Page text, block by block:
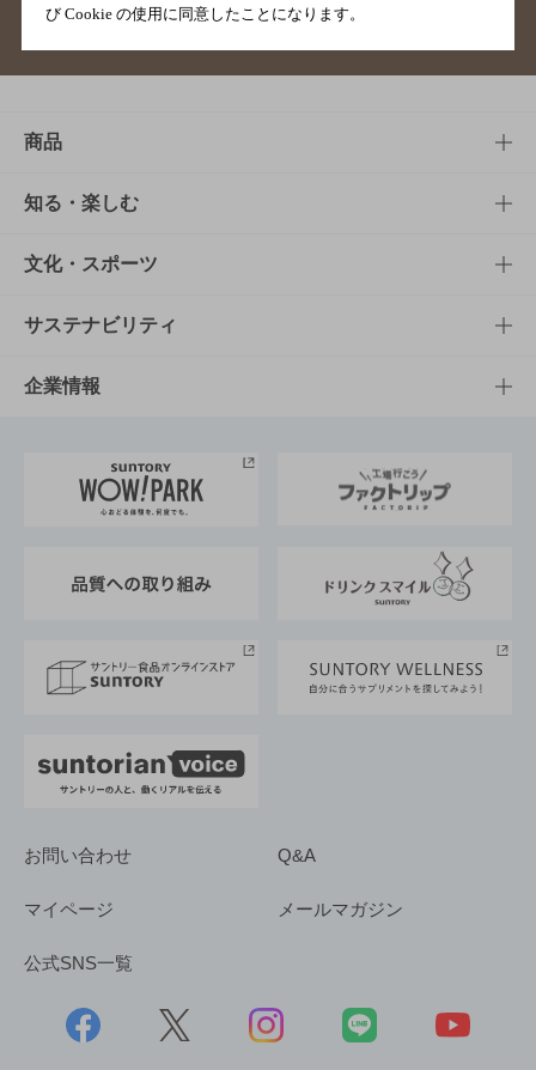
ご意見・ご感想
商品
商品TOP
商品一覧
商品発売情報
栄養成分一覧
知る・楽しむ
知る・楽しむTOP
キャンペーン
工場見学
地域情報
文化・スポーツ
文化・スポーツTOP
サントリーホール
サントリーサンバーズ大阪
サステナビリティ
サステナビリティTOP
サントリーが考えるサステナビリティ経営
企業情報
企業概要
採用情報
お問い合わせ Q&A
マイページ メールマガジン
公式SNS一覧
び Cookie の使用に同意したことになります。